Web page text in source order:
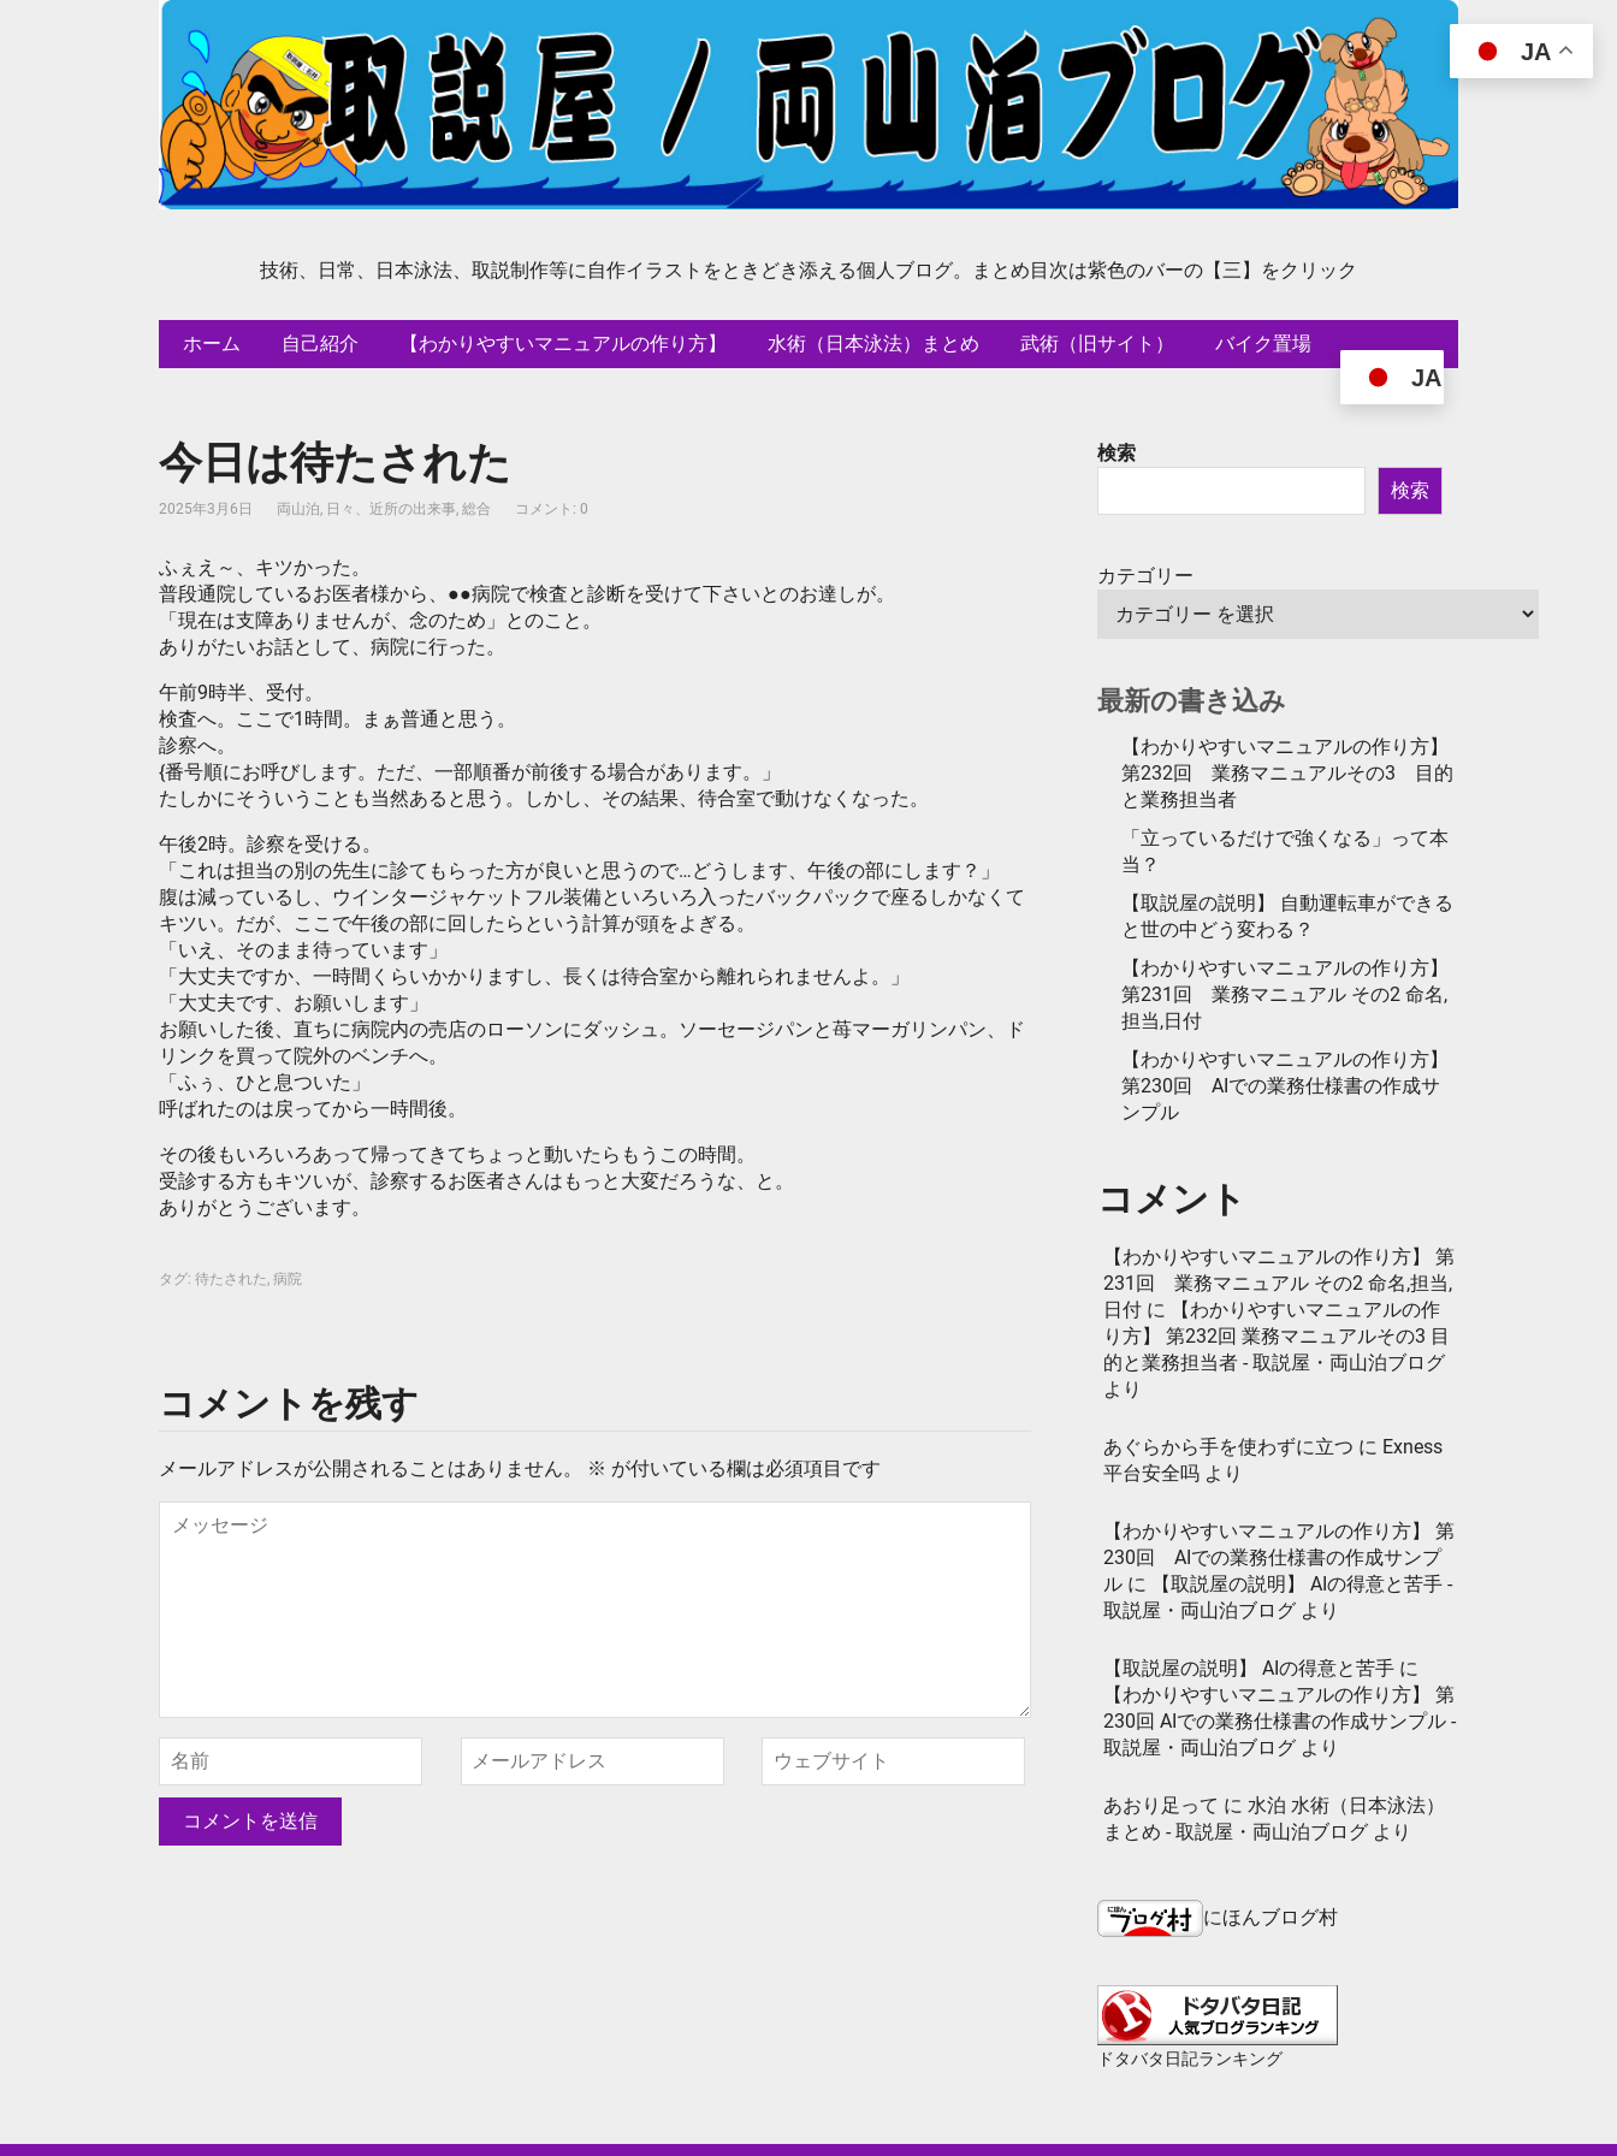
技術、日常、日本泳法、取説制作等に自作イラストをときどき添える個人ブログ。まとめ目次は紫色のバーの【三】をクリック
ホーム 自己紹介 【わかりやすいマニュアルの作り方】 水術（日本泳法）まとめ 武術（旧サイト） バイク置場
JA
今日は待たされた
2025年3月6日 両山泊, 日々、近所の出来事, 総合 コメント: 0
ふぇえ～、キツかった。
普段通院しているお医者様から、●●病院で検査と診断を受けて下さいとのお達しが。
「現在は支障ありませんが、念のため」とのこと。
ありがたいお話として、病院に行った。
午前9時半、受付。
検査へ。ここで1時間。まぁ普通と思う。
診察へ。
{番号順にお呼びします。ただ、一部順番が前後する場合があります。」
たしかにそういうことも当然あると思う。しかし、その結果、待合室で動けなくなった。
午後2時。診察を受ける。
「これは担当の別の先生に診てもらった方が良いと思うので…どうします、午後の部にします？」
腹は減っているし、ウインタージャケットフル装備といろいろ入ったバックパックで座るしかなくて
キツい。だが、ここで午後の部に回したらという計算が頭をよぎる。
「いえ、そのまま待っています」
「大丈夫ですか、一時間くらいかかりますし、長くは待合室から離れられませんよ。」
「大丈夫です、お願いします」
お願いした後、直ちに病院内の売店のローソンにダッシュ。ソーセージパンと苺マーガリンパン、ド
リンクを買って院外のベンチへ。
「ふぅ、ひと息ついた」
呼ばれたのは戻ってから一時間後。
その後もいろいろあって帰ってきてちょっと動いたらもうこの時間。
受診する方もキツいが、診察するお医者さんはもっと大変だろうな、と。
ありがとうございます。
タグ: 待たされた, 病院
コメントを残す
メールアドレスが公開されることはありません。 ※ が付いている欄は必須項目です
検索
検索
カテゴリー
最新の書き込み
【わかりやすいマニュアルの作り方】
第232回 業務マニュアルその3 目的
と業務担当者
「立っているだけで強くなる」って本
当？
【取説屋の説明】 自動運転車ができる
と世の中どう変わる？
【わかりやすいマニュアルの作り方】
第231回 業務マニュアル その2 命名,
担当,日付
【わかりやすいマニュアルの作り方】
第230回 AIでの業務仕様書の作成サ
ンプル
コメント
【わかりやすいマニュアルの作り方】 第
231回 業務マニュアル その2 命名,担当,
日付 に
【わかりやすいマニュアルの作
り方】 第232回 業務マニュアルその3 目
的と業務担当者 - 取説屋・両山泊ブログ
より
あぐらから手を使わずに立つ に Exness
平台安全吗 より
【わかりやすいマニュアルの作り方】 第
230回 AIでの業務仕様書の作成サンプ
ル に
【取説屋の説明】 AIの得意と苦手 -
取説屋・両山泊ブログ より
【取説屋の説明】 AIの得意と苦手 に
【わかりやすいマニュアルの作り方】 第
230回 AIでの業務仕様書の作成サンプル -
取説屋・両山泊ブログ より
あおり足って に 水泊 水術（日本泳法）
まとめ - 取説屋・両山泊ブログ より
にほんブログ村
ドタバタ日記ランキング
JA